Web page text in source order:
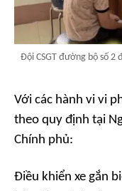
Đội CSGT đường bộ số 2
Với các hành vi vi
theo quy định tại
Chính phủ:
Điều khiển xe gắn